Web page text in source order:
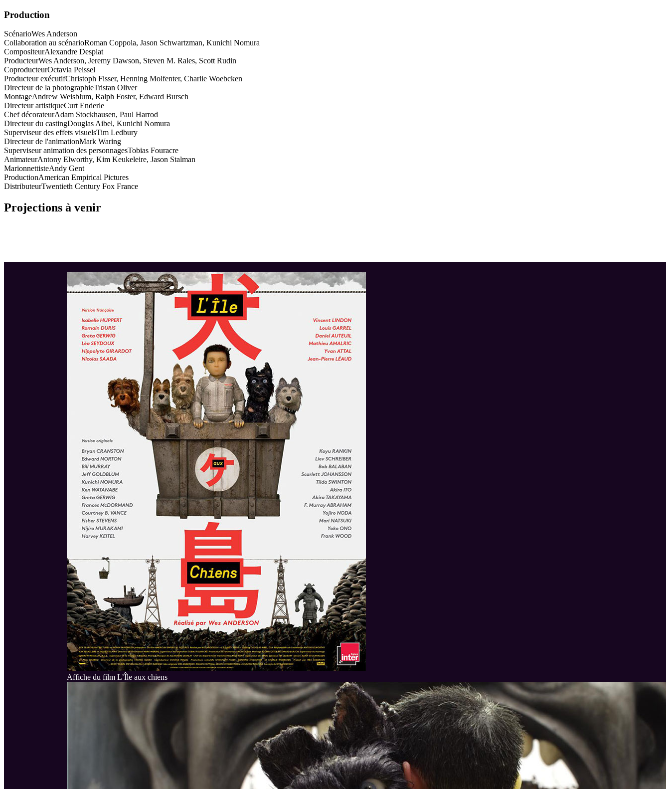
Production
ScénarioWes Anderson
Collaboration au scénarioRoman Coppola, Jason Schwartzman, Kunichi Nomura
CompositeurAlexandre Desplat
ProducteurWes Anderson, Jeremy Dawson, Steven M. Rales, Scott Rudin
CoproducteurOctavia Peissel
Producteur exécutifChristoph Fisser, Henning Molfenter, Charlie Woebcken
Directeur de la photographieTristan Oliver
MontageAndrew Weisblum, Ralph Foster, Edward Bursch
Directeur artistiqueCurt Enderle
Chef décorateurAdam Stockhausen, Paul Harrod
Directeur du castingDouglas Aibel, Kunichi Nomura
Superviseur des effets visuelsTim Ledbury
Directeur de l'animationMark Waring
Superviseur animation des personnagesTobias Fouracre
AnimateurAntony Elworthy, Kim Keukeleire, Jason Stalman
MarionnettisteAndy Gent
ProductionAmerican Empirical Pictures
DistributeurTwentieth Century Fox France
Projections à venir
Affiche du film L’Île aux chiens